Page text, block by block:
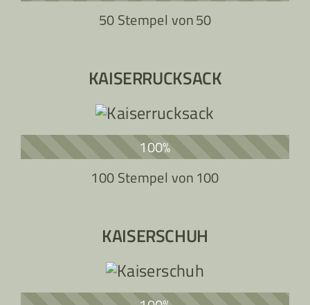
50 Stempel von50
KAISERRUCKSACK
100%
100 Stempel von100
KAISERSCHUH